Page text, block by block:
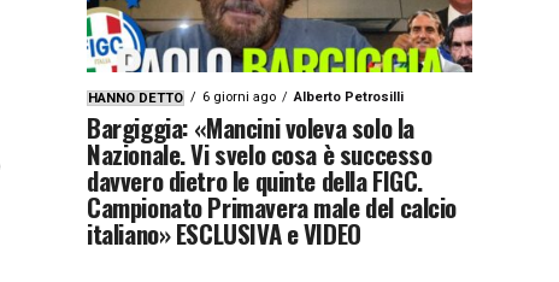
HANNO DETTO 6 giorni ago Alberto Petrosilli
Bargiggia: «Mancini voleva solo la
Nazionale. Vi svelo cosa è successo
davvero dietro le quinte della FIGC.
Campionato Primavera male del calcio
italiano» ESCLUSIVA e VIDEO